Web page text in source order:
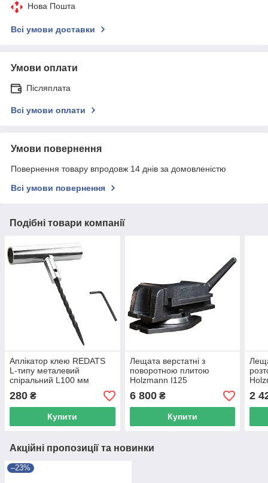
Нова Пошта
Всі умови доставки
Умови оплати
Післяплата
Всі умови оплати
Умови повернення
Повернення товару впродовж 14 днів за домовленістю
Всі умови повернення
Подібні товари компанії
Аплікатор клею REDATS
L-типу металевий
спіральний L100 мм
280 ₴
Купити
Лещата верстатні з
поворотною плитою
Holzmann I125
6 800₴
Купити
2
Акційні пропозиції та новинки
–23%